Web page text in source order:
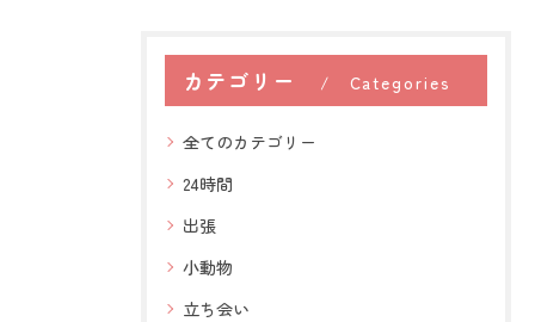
カテゴリー Categories
全てのカテゴリー
24時間
出張
小動物
立ち会い